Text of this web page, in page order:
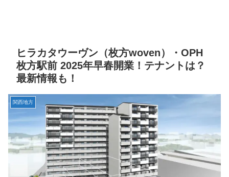
ヒラカタウーヴン（枚方woven）・OPH
枚方駅前 2025年早春開業！テナントは？
最新情報も！
関西地方